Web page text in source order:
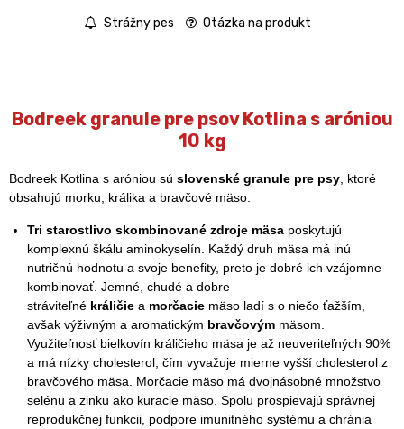
Strážny pes Otázka na produkt
Bodreek granule pre psov Kotlina s aróniou
10 kg
Bodreek Kotlina s aróniou sú slovenské granule pre psy , ktoré
obsahujú morku, králika a bravčové mäso.
Tri starostlivo skombinované zdroje mäsa poskytujú
komplexnú škálu aminokyselín. Každý druh mäsa má inú
nutričnú hodnotu a svoje benefity, preto je dobré ich vzájomne
kombinovať. Jemné, chudé a dobre
stráviteľné králičie a morčacie mäso ladí s o niečo ťažším,
avšak výživným a aromatickým bravčovým mäsom.
Využiteľnosť bielkovín králičieho mäsa je až neuveriteľných 90%
a má nízky cholesterol, čím vyvažuje mierne vyšší cholesterol z
bravčového mäsa. Morčacie mäso má dvojnásobné množstvo
selénu a zinku ako kuracie mäso. Spolu prospievajú správnej
reprodukčnej funkcii, podpore imunitného systému a chránia